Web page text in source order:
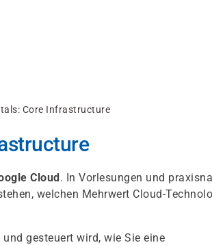
Core Infrastructure
Cloud. In Vorlesungen und
welchen Mehrwert Cloud-
gesteuert wird, wie Sie eine